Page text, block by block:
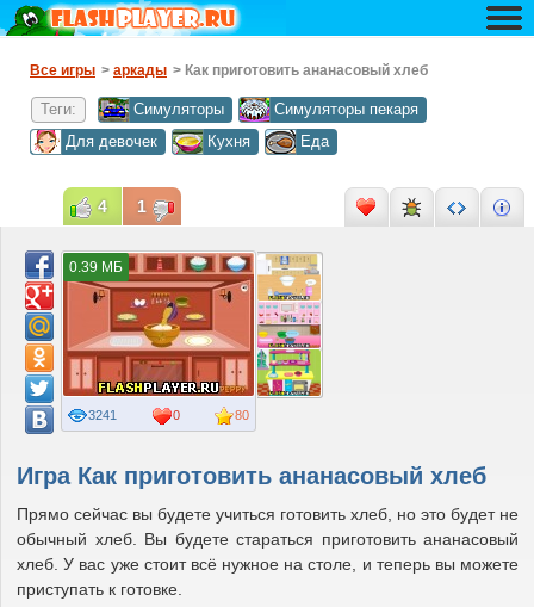
Все игры > аркады > Как приготовить ананасовый хлеб
Теги: Симуляторы
Симуляторы пекаря
Для девочек
Кухня Еда
Игра Как приготовить ананасовый хлеб
Прямо сейчас вы будете учиться готовить хлеб, но это будет не
обычный хлеб. Вы будете стараться приготовить ананасовый
хлеб. У вас уже стоит всё нужное на столе, и теперь вы можете
приступать к готовке.
80
3241 0
0.39 МБ
4 1